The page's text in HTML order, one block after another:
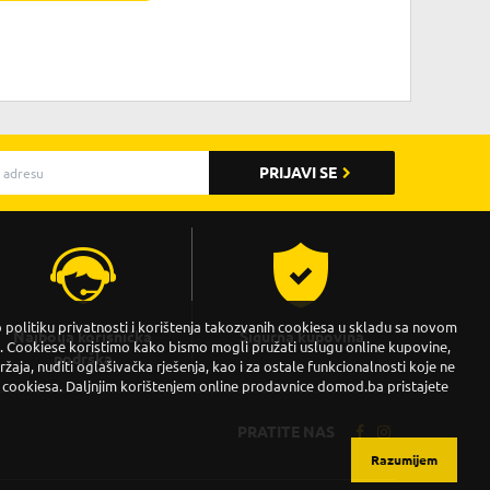
PRIJAVI SE
Najbolja korisnička
podrška
Sigurna kupovina
PRATITE NAS
politiku privatnosti i korištenja takozvanih cookiesa u skladu sa novom
koristimo kako bismo mogli pružati uslugu online kupovine,
nuditi oglašivačka rješenja, kao i za ostale funkcionalnosti koje ne
Daljnjim korištenjem online prodavnice domod.ba pristajete
Razumijem